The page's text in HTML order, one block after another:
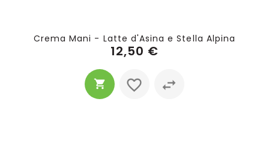
Crema Mani - Latte d'Asina e Stella Alpina
12,50 €